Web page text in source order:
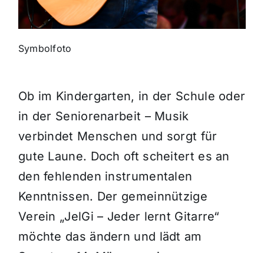
Themen und Termine
Symbolfoto
Ob im Kindergarten, in der Schule oder
in der Seniorenarbeit – Musik
verbindet Menschen und sorgt für
gute Laune. Doch oft scheitert es an
den fehlenden instrumentalen
Kenntnissen. Der gemeinnützige
Verein „JelGi – Jeder lernt Gitarre“
möchte das ändern und lädt am